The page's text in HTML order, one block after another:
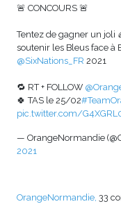
🚨 CONCOURS 🚨
Tentez de gagner un joli
soutenir les Bleus face à
@SixNations_FR 2021
🔁 RT + FOLLOW
🍀 TAS le 25/02
pic.twitter.com/
— OrangeNormandie
2021
OrangeNormandie, 33